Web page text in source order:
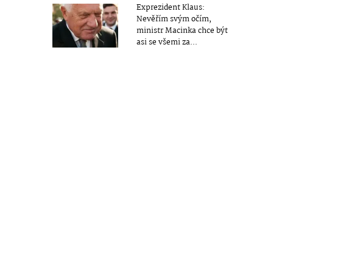
Exprezident Klaus:
Nevěřím svým očím,
ministr Macinka chce být
asi se všemi za...